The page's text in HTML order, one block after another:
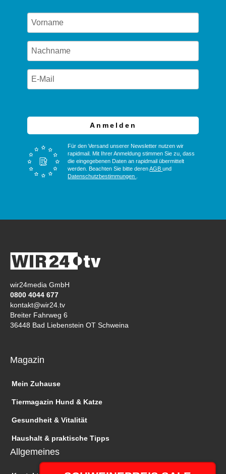
Anmelden
Für den Versand unserer Newsletter nutzen wir
rapidmail. Mit Ihrer Anmeldung stimmen Sie zu, dass
die eingegebenen Daten an rapidmail übermittelt
werden. Beachten Sie bitte derenAGBund
Datenschutzbestimmungen
wir24media GmbH
0800 4044 677
kontakt@wir24.tv
Breiter Fahrweg 6
36448 Bad Liebenstein OT Schweina
Magazin
Mein Zuhause
Tiermagazin Hund & Katze
Gesundheit & Vitalität
Haushalt & praktische Tipps
Allgemeines